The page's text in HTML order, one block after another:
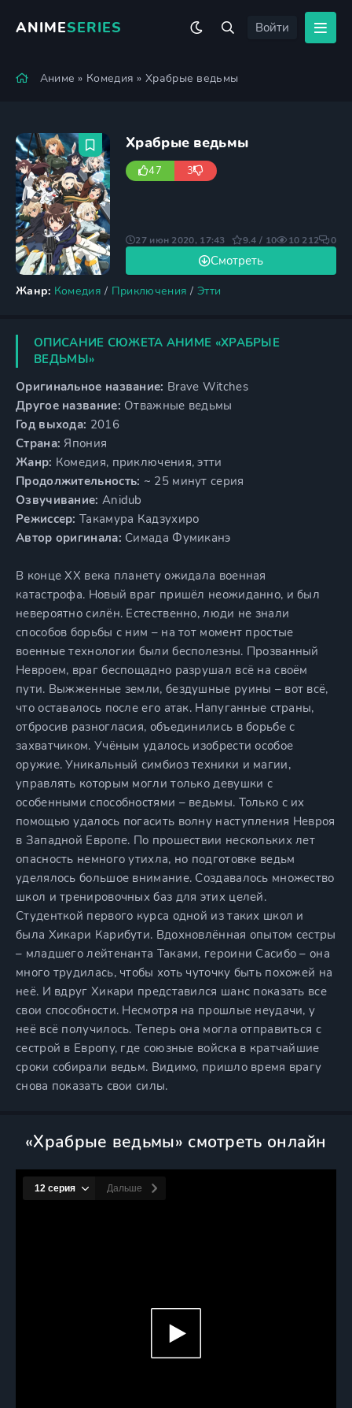
ANIMESERIES Войти
Аниме » Комедия » Храбрые ведьмы
Храбрые ведьмы
47 3
Жанр: Комедия / Приключения /Этти
Смотреть
27 июн 2020, 17:43 9.4 / 10 10 212 0
ОПИСАНИЕ СЮЖЕТА АНИМЕ «ХРАБРЫЕ
ВЕДЬМЫ»
Оригинальное название: Brave Witches
Другое название: Отважные ведьмы
Год выхода: 2016
Страна: Япония
Жанр: Комедия, приключения, этти
Продолжительность: ~ 25 минут серия
Озвучивание: Anidub
Режиссер: Такамура Кадзухиро
Автор оригинала: Симада Фумиканэ
В конце ХХ века планету ожидала военная
катастрофа. Новый враг пришёл неожиданно, и был
невероятно силён. Естественно, люди не знали
способов борьбы с ним – на тот момент простые
военные технологии были бесполезны. Прозванный
Невроем, враг беспощадно разрушал всё на своём
пути. Выжженные земли, бездушные руины – вот всё,
что оставалось после его атак. Напуганные страны,
отбросив разногласия, объединились в борьбе с
захватчиком. Учёным удалось изобрести особое
оружие. Уникальный симбиоз техники и магии,
управлять которым могли только девушки с
особенными способностями – ведьмы. Только с их
помощью удалось погасить волну наступления Невроя
в Западной Европе. По прошествии нескольких лет
опасность немного утихла, но подготовке ведьм
уделялось большое внимание. Создавалось множество
школ и тренировочных баз для этих целей.
Студенткой первого курса одной из таких школ и
была Хикари Карибути. Вдохновлённая опытом сестры
– младшего лейтенанта Таками, героини Сасибо – она
много трудилась, чтобы хоть чуточку быть похожей на
неё. И вдруг Хикари представился шанс показать все
свои способности. Несмотря на прошлые неудачи, у
неё всё получилось. Теперь она могла отправиться с
сестрой в Европу, где союзные войска в кратчайшие
сроки собирали ведьм. Видимо, пришло время врагу
снова показать свои силы.
«Храбрые ведьмы» смотреть онлайн